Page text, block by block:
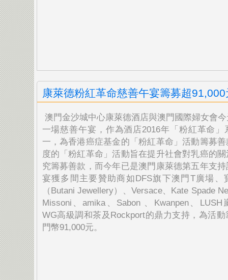
康萊德粉紅革命慈善午宴籌募超91,000
澳門金沙城中心康萊德酒店與澳門國際婦女會
一場慈善午宴，作為酒店2016年「粉紅革命」
一， 為香港癌症基金的「粉紅革命」活動籌募
度的「粉紅革命」活動旨在提升社會對乳癌的
究籌募善款， 而今年已是澳門康萊德第五年支
宴獲多間主要贊助商如DFS旗下澳門T廣場、
（Butani Jewellery）、Versace、Kate Spade
Missoni、amika、Sabon 、Kwanpen、LUSH
WG高級調和茶及Rockport的鼎力支持， 為活動
門幣91,000元。